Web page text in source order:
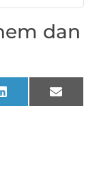
dan
LinkedIn Email